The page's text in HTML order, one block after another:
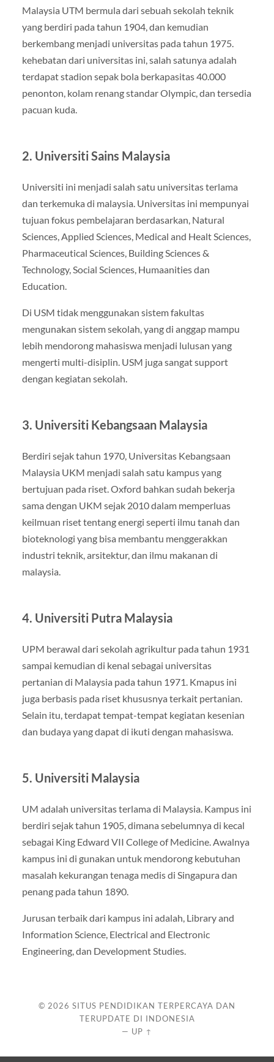
Malaysia UTM bermula dari sebuah sekolah teknik
yang berdiri pada tahun 1904, dan kemudian
berkembang menjadi universitas pada tahun 1975.
kehebatan dari universitas ini, salah satunya adalah
terdapat stadion sepak bola berkapasitas 40.000
penonton, kolam renang standar Olympic, dan tersedia
pacuan kuda.
2. Universiti Sains Malaysia
Universiti ini menjadi salah satu universitas terlama
dan terkemuka di malaysia. Universitas ini mempunyai
tujuan fokus pembelajaran berdasarkan, Natural
Sciences, Applied Sciences, Medical and Healt Sciences,
Pharmaceutical Sciences, Building Sciences &
Technology, Social Sciences, Humaanities dan
Education.
Di USM tidak menggunakan sistem fakultas
mengunakan sistem sekolah, yang di anggap mampu
lebih mendorong mahasiswa menjadi lulusan yang
mengerti multi-disiplin. USM juga sangat support
dengan kegiatan sekolah.
3. Universiti Kebangsaan Malaysia
Berdiri sejak tahun 1970, Universitas Kebangsaan
Malaysia UKM menjadi salah satu kampus yang
bertujuan pada riset. Oxford bahkan sudah bekerja
sama dengan UKM sejak 2010 dalam memperluas
keilmuan riset tentang energi seperti ilmu tanah dan
bioteknologi yang bisa membantu menggerakkan
industri teknik, arsitektur, dan ilmu makanan di
malaysia.
4. Universiti Putra Malaysia
UPM berawal dari sekolah agrikultur pada tahun 1931
sampai kemudian di kenal sebagai universitas
pertanian di Malaysia pada tahun 1971. Kmapus ini
juga berbasis pada riset khususnya terkait pertanian.
Selain itu, terdapat tempat-tempat kegiatan kesenian
dan budaya yang dapat di ikuti dengan mahasiswa.
5. Universiti Malaysia
UM adalah universitas terlama di Malaysia. Kampus ini
berdiri sejak tahun 1905, dimana sebelumnya di kecal
sebagai King Edward VII College of Medicine. Awalnya
kampus ini di gunakan untuk mendorong kebutuhan
masalah kekurangan tenaga medis di Singapura dan
penang pada tahun 1890.
Jurusan terbaik dari kampus ini adalah, Library and
Information Science, Electrical and Electronic
Engineering, dan Development Studies.
© 2026 SITUS PENDIDIKAN TERPERCAYA DAN
TERUPDATE DI INDONESIA
— UP ↑